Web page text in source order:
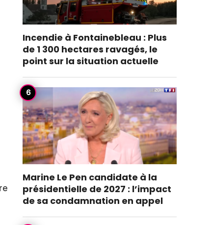
Incendie à Fontainebleau : Plus
de 1 300 hectares ravagés, le
point sur la situation actuelle
Marine Le Pen candidate à la
présidentielle de 2027 : l’impact
de sa condamnation en appel